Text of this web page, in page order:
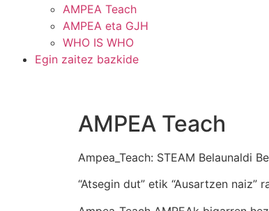
AMPEA Teach
AMPEA eta GJH
WHO IS WHO
Egin zaitez bazkide
AMPEA Teach
Ampea_Teach: STEAM Belaunaldi
“Atsegin dut” etik “Ausartzen